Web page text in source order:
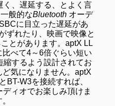
く、遅延する、とよく言
般的なBluetooth オーデ
に目立った遅延があ
ずれたり、映画で映像と
とがあります。aptX LL
べて4～6倍ぐらい短い
するよう設計されてお
気になりません。aptX
BT-W3を接続すれば、
ィオでお楽しみ頂けま